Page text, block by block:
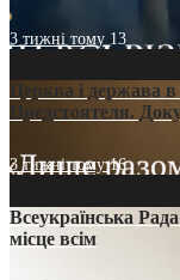
3 тижні тому 13
Церква і держава
Предстоятеля.
3 тижні тому16
Всеукраїнська
місце всім